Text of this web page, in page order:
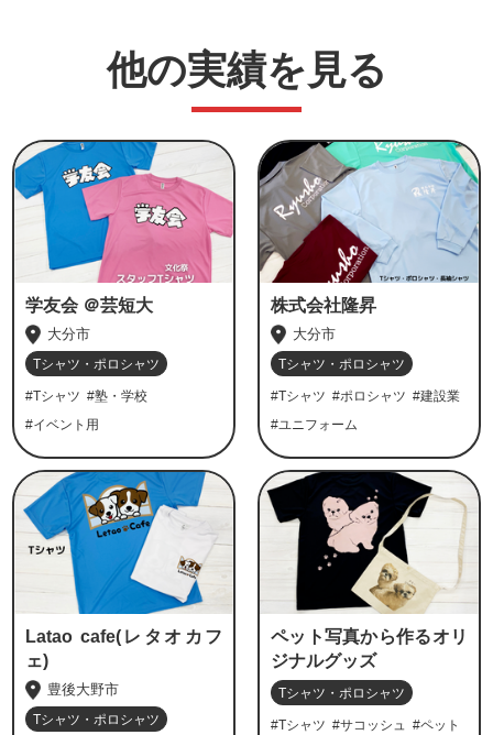
他の実績を見る
学友会 ＠芸短大
大分市
Tシャツ・ポロシャツ
#Tシャツ #塾・学校
#イベント用
株式会社隆昇
大分市
Tシャツ・ポロシャツ
#Tシャツ #ポロシャツ #建設業
#ユニフォーム
Latao cafe(レタオカフ
ェ)
豊後大野市
Tシャツ・ポロシャツ
ペット写真から作るオリ
ジナルグッズ
Tシャツ・ポロシャツ
#Tシャツ #サコッシュ #ペット